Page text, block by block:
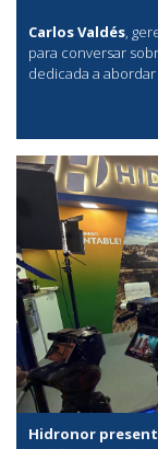
Carlos Valdés,
para conversar
dedicada a
Hidronor